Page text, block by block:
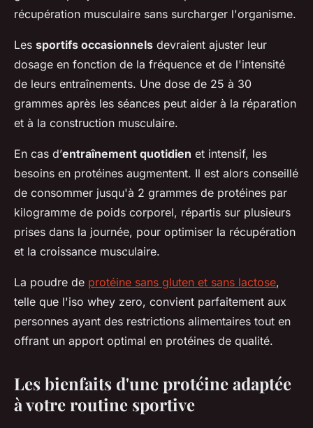
récupération musculaire sans surcharger l'organisme.
Les sportifs occasionnels devraient ajuster leur
dosage en fonction de la fréquence et de l'intensité
de leurs entraînements. Une dose de 25 à 30
grammes après les séances peut aider à la réparation
et à la construction musculaire.
En cas d’entraînement quotidien et intensif, les
besoins en protéines augmentent. Il est alors conseillé
de consommer jusqu'à 2 grammes de protéines par
kilogramme de poids corporel, répartis sur plusieurs
prises dans la journée, pour optimiser la récupération
et la croissance musculaire.
La poudre de protéine sans gluten et sans lactose,
telle que l'iso whey zero, convient parfaitement aux
personnes ayant des restrictions alimentaires tout en
offrant un apport optimal en protéines de qualité.
Les bienfaits d'une protéine adaptée
à votre routine sportive